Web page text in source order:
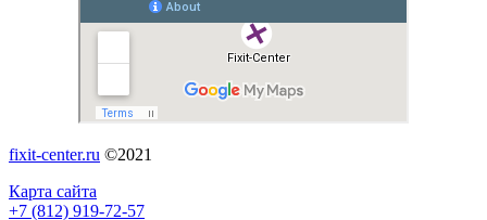
fixit-center.ru ©2021
Карта сайта
+7 (812) 919-72-57